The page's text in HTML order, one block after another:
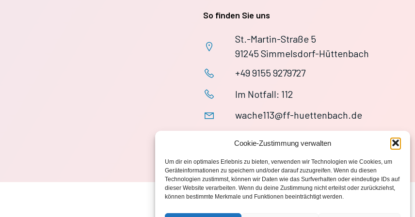
Cookie-Zustimmung verwalten
Um dir ein optimales Erlebnis zu bieten, verwenden wir Technologien wie Cookies, um
Geräteinformationen zu speichern und/oder darauf zuzugreifen. Wenn du diesen
Technologien zustimmst, können wir Daten wie das Surfverhalten oder eindeutige IDs auf
dieser Website verarbeiten. Wenn du deine Zustimmung nicht erteilst oder zurückziehst,
können bestimmte Merkmale und Funktionen beeinträchtigt werden.
So finden Sie uns
St.-Martin-Straße 5
91245 Simmelsdorf-Hüttenbach
+49 9155 9279727
Im Notfall: 112
wache113@ff-huettenbach.de